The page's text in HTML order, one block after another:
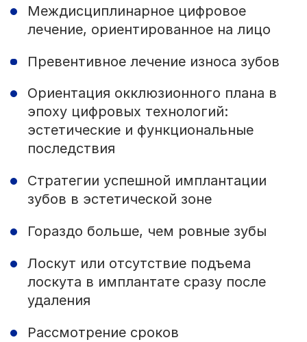
Междисциплинарное цифровое
лечение, ориентированное на лицо
Превентивное лечение износа зубов
Ориентация окклюзионного плана в
эпоху цифровых технологий:
эстетические и функциональные
последствия
Стратегии успешной имплантации
зубов в эстетической зоне
Гораздо больше, чем ровные зубы
Лоскут или отсутствие подъема
лоскута в имплантате сразу после
удаления
Рассмотрение сроков